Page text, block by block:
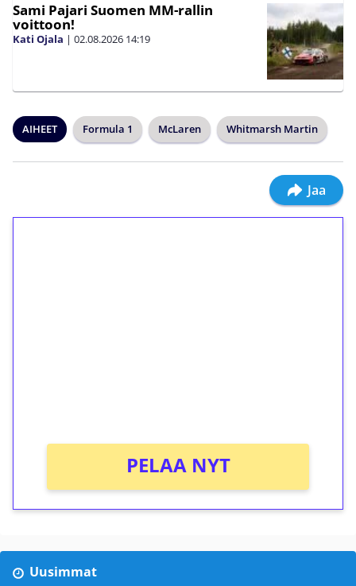
Sami Pajari Suomen MM-rallin
voittoon!
Kati Ojala | 02.08.2026 14:19
AIHEET Formula 1 McLaren Whitmarsh Martin
Jaa
PELAA NYT
Uusimmat